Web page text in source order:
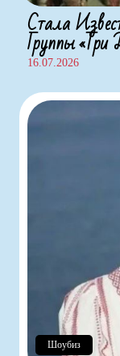
Стала
Группы
16.07.2026
Шоубиз